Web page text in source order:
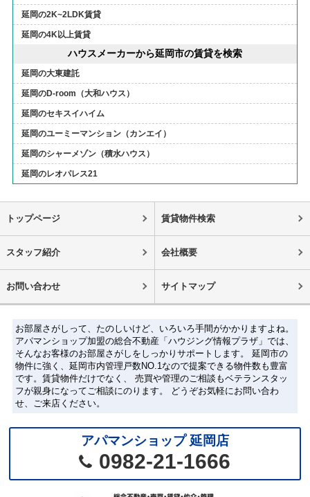
延岡の2K~2LDK賃貸
延岡の4K以上賃貸
ハウスメーカーから延岡市の賃貸を検索
延岡の大東建託
延岡のD-room（大和ハウス）
延岡のセキスイハイム
延岡のユーミーマンション（カンエイ）
延岡のシャーメゾン（積水ハウス）
延岡のレオパレス21
トップページ 賃貸物件検索
スタッフ紹介 会社概要
お問い合わせ サイトマップ
お部屋さがしって、たのしいけど、いろいろ手間がかかりますよね。
アパマンショップ加盟の総合不動産「ハウジング情報プラザ」では、
そんなお客様のお部屋さがしをしっかりサポートします。 延岡市の
物件に強く、延岡市内管理戸数NO.1なので提案できる物件数も豊富
です。賃貸物件だけでなく、 売買や管理のご相談もベテランスタッ
フが親身になってご相談にのります。 どうぞお気軽にお問い合わ
せ、ご来店ください。
アパマンショップ 延岡店
0982-21-1666